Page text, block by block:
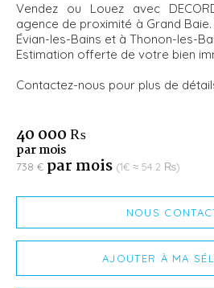
Vendez ou Louez avec
agence de proximité à Grand
Évian-les-Bains et à Thonon-les-
Estimation offerte de votre bien
Contactez-nous pour plus de
40 000 ₨
par mois
738 € par mois (1€ ≈ 54.2 ₨)
NOUS
AJOUTER À MA